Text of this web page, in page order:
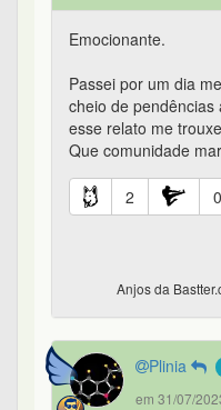
Emocionante.
Passei por um dia
cheio de
esse relato me
Que comunidade
2 0
Anjos da
Plinia
em 31/07/